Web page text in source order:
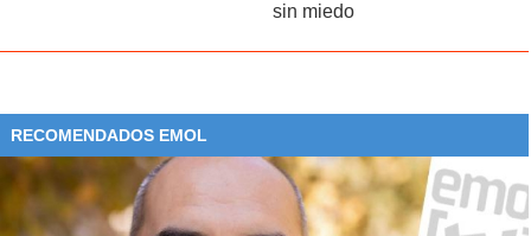
sin miedo
RECOMENDADOS EMOL